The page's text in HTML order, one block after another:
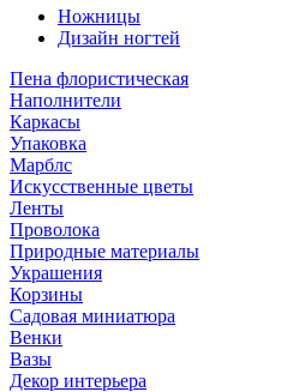
Ножницы
Дизайн ногтей
Пена флористическая
Наполнители
Каркасы
Упаковка
Марблс
Искусственные цветы
Ленты
Проволока
Природные материалы
Украшения
Корзины
Садовая миниатюра
Венки
Вазы
Декор интерьера